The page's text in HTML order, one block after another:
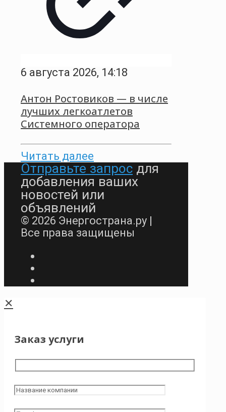
6 августа 2026, 14:18
Антон Ростовиков — в числе
лучших легкоатлетов
Системного оператора
Читать далее
Отправьте запрос для
добавления ваших
новостей или
объявлений
© 2026 Энергострана.ру |
Все права защищены
✕
Заказ услуги